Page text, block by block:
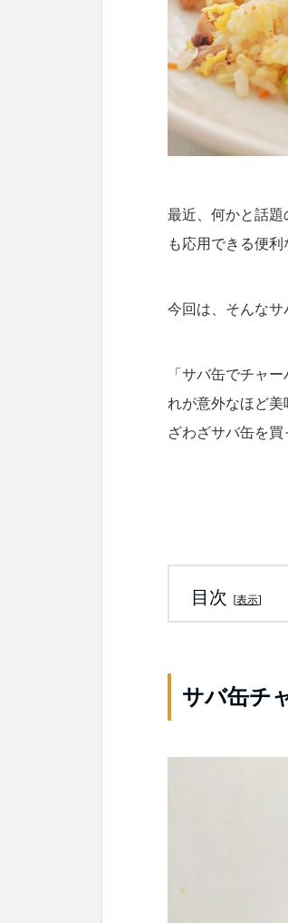
最近、何かと話
も応用できる便
今回は、そんなサ
「サバ缶でチャ
れが意外なほど
ざわざサバ缶を
目次 [表示]
サバ缶チ